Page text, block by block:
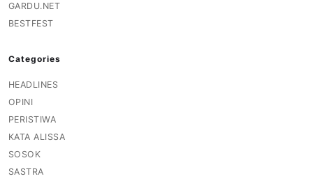
GARDU.NET
BESTFEST
Categories
HEADLINES
OPINI
PERISTIWA
KATA ALISSA
SOSOK
SASTRA